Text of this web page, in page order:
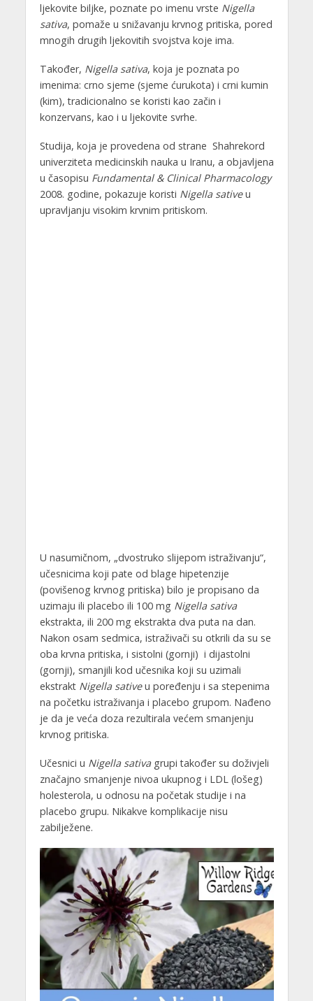
ljekovite biljke, poznate po imenu vrste Nigella
sativa, pomaže u snižavanju krvnog pritiska, pored
mnogih drugih ljekovitih svojstva koje ima.
Također, Nigella sativa, koja je poznata po
imenima: crno sjeme (sjeme ćurukota) i crni kumin
(kim), tradicionalno se koristi kao začin i
konzervans, kao i u ljekovite svrhe.
Studija, koja je provedena od strane Shahrekord
univerziteta medicinskih nauka u Iranu, a objavljena
u časopisu Fundamental & Clinical Pharmacology
2008. godine, pokazuje koristi Nigella sativeu
upravljanju visokim krvnim pritiskom.
U nasumičnom, „dvostruko slijepom istraživanju“,
učesnicima koji pate od blage hipetenzije
(povišenog krvnog pritiska) bilo je propisano da
uzimaju ili placebo ili 100 mg Nigella sativa
ekstrakta, ili 200 mg ekstrakta dva puta na dan.
Nakon osam sedmica, istraživači su otkrili da su se
oba krvna pritiska, i sistolni (gornji) i dijastolni
(gornji), smanjili kod učesnika koji su uzimali
ekstrakt Nigella sativeu poređenju i sa stepenima
na početku istraživanja i placebo grupom. Nađeno
je da je veća doza rezultirala većem smanjenju
krvnog pritiska.
Učesnici u Nigella sativagrupi također su doživjeli
značajno smanjenje nivoa ukupnog i LDL (lošeg)
holesterola, u odnosu na početak studije i na
placebo grupu. Nikakve komplikacije nisu
zabilježene.